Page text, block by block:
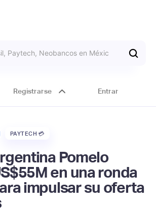
Registrarse Entrar
PAYTECH 💳
Pomelo
en una ronda
impulsar su oferta